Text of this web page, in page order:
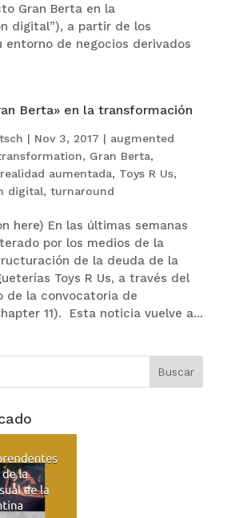
Gran Berta en la
digital”), a partir de los
entorno de negocios derivados
Berta» en la transformación
| Nov 3, 2017 | augmented
, Gran Berta,
realidad aumentada, Toys R Us,
digital, turnaround
here) En las últimas semanas
por los medios de la
de la deuda de la
Toys R Us, a través del
de la convocatoria de
11). Esta noticia vuelve a...